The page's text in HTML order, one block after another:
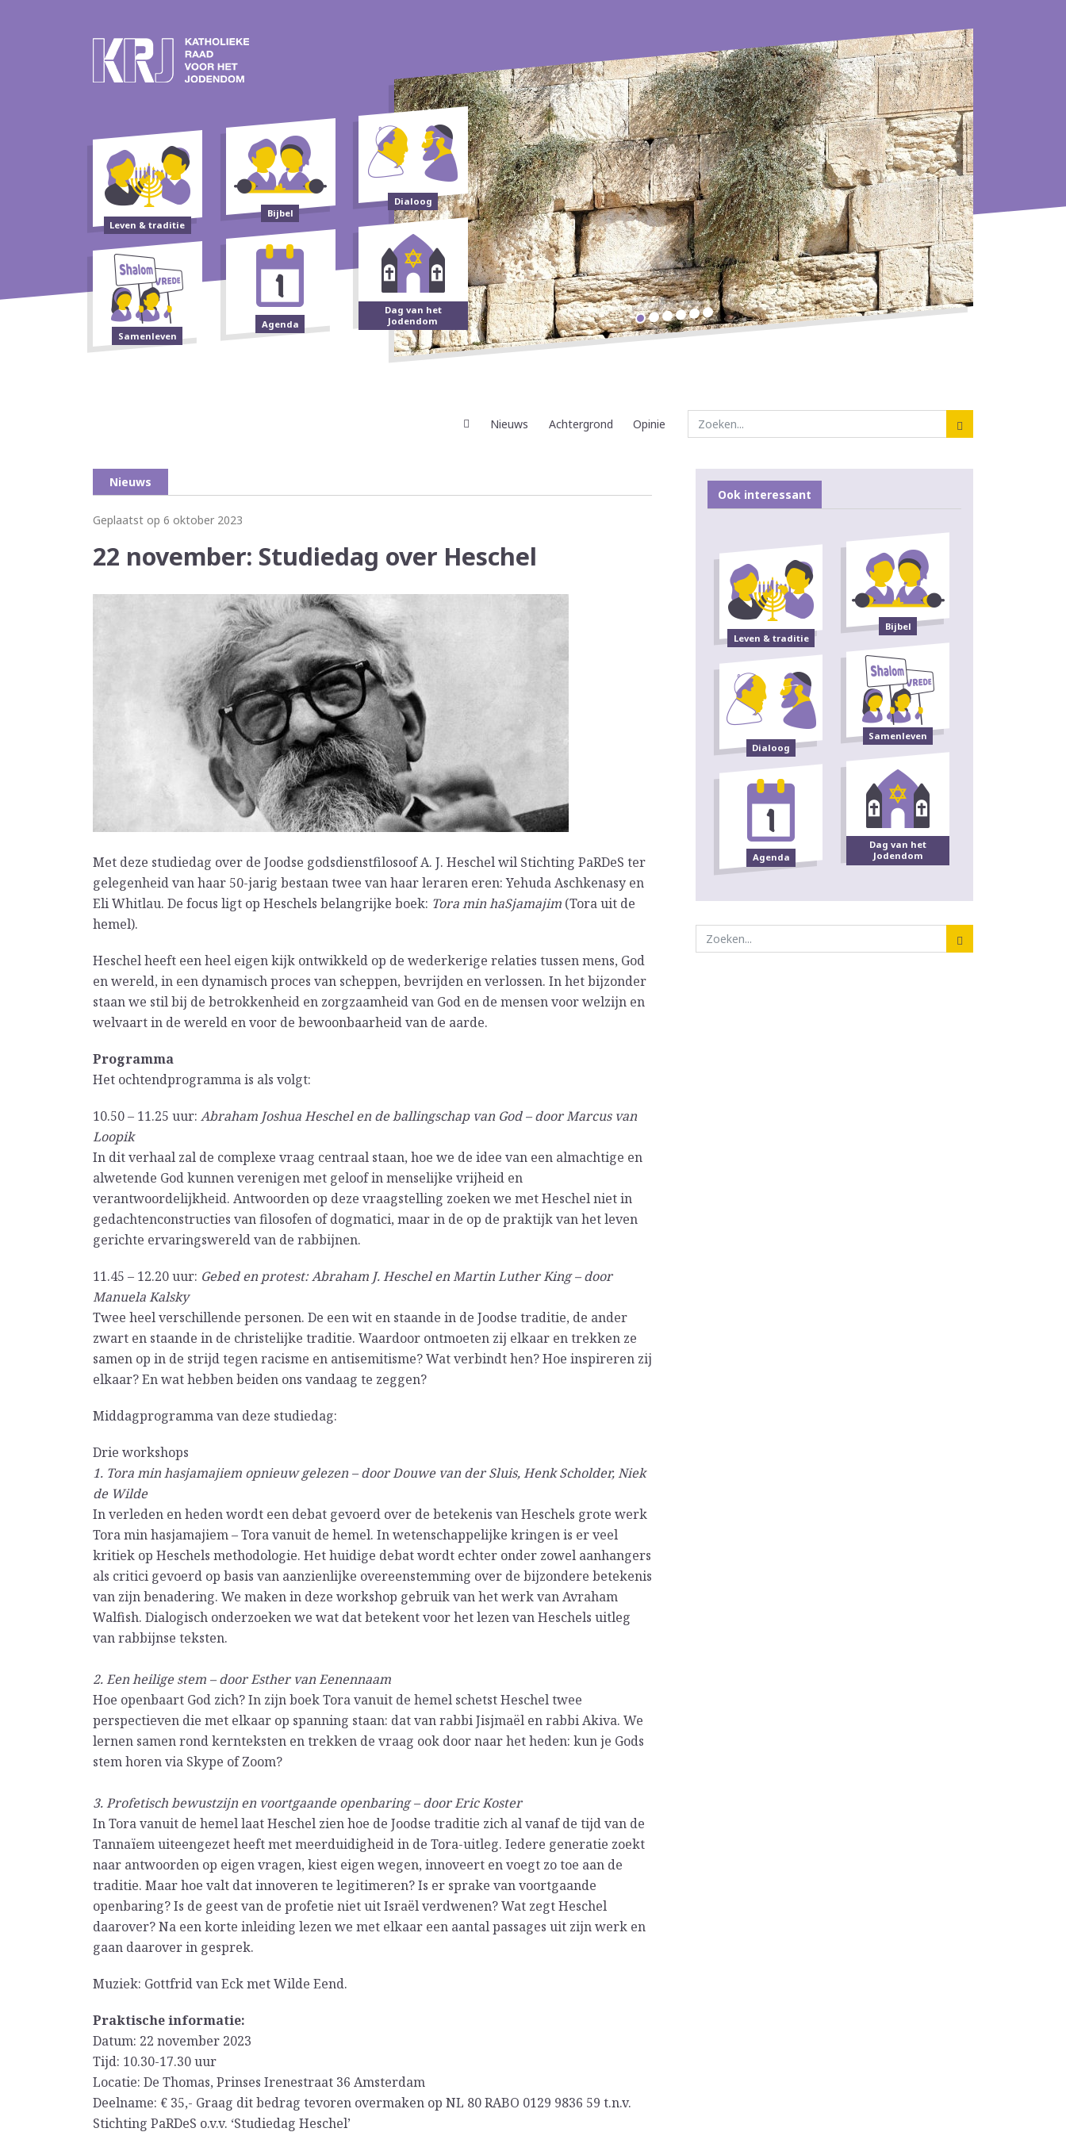
Leven & traditie
Bijbel
Dialoog
Samenleven
Agenda
Dag van het
Jodendom
Nieuws Achtergrond Opinie
Nieuws
Geplaatst op 6 oktober 2023
22 november: Studiedag over Heschel
Met deze studiedag over de Joodse godsdienstfilosoof A. J. Heschel wil Stichting PaRDeS ter
gelegenheid van haar 50-jarig bestaan twee van haar leraren eren: Yehuda Aschkenasy en
Eli Whitlau. De focus ligt op Heschels belangrijke boek: Tora min haSjamajim (Tora uit de
hemel).
Heschel heeft een heel eigen kijk ontwikkeld op de wederkerige relaties tussen mens, God
en wereld, in een dynamisch proces van scheppen, bevrijden en verlossen. In het bijzonder
staan we stil bij de betrokkenheid en zorgzaamheid van God en de mensen voor welzijn en
welvaart in de wereld en voor de bewoonbaarheid van de aarde.
Programma
Het ochtendprogramma is als volgt:
10.50 – 11.25 uur: Abraham Joshua Heschel en de ballingschap van God – door Marcus van
Loopik
In dit verhaal zal de complexe vraag centraal staan, hoe we de idee van een almachtige en
alwetende God kunnen verenigen met geloof in menselijke vrijheid en
verantwoordelijkheid. Antwoorden op deze vraagstelling zoeken we met Heschel niet in
gedachtenconstructies van filosofen of dogmatici, maar in de op de praktijk van het leven
gerichte ervaringswereld van de rabbijnen.
11.45 – 12.20 uur: Gebed en protest: Abraham J. Heschel en Martin Luther King – door
Manuela Kalsky
Twee heel verschillende personen. De een wit en staande in de Joodse traditie, de ander
zwart en staande in de christelijke traditie. Waardoor ontmoeten zij elkaar en trekken ze
samen op in de strijd tegen racisme en antisemitisme? Wat verbindt hen? Hoe inspireren zij
elkaar? En wat hebben beiden ons vandaag te zeggen?
Middagprogramma van deze studiedag:
Drie workshops
1. Tora min hasjamajiem opnieuw gelezen – door Douwe van der Sluis, Henk Scholder, Niek
de Wilde
In verleden en heden wordt een debat gevoerd over de betekenis van Heschels grote werk
Tora min hasjamajiem – Tora vanuit de hemel. In wetenschappelijke kringen is er veel
kritiek op Heschels methodologie. Het huidige debat wordt echter onder zowel aanhangers
als critici gevoerd op basis van aanzienlijke overeenstemming over de bijzondere betekenis
van zijn benadering. We maken in deze workshop gebruik van het werk van Avraham
Walfish. Dialogisch onderzoeken we wat dat betekent voor het lezen van Heschels uitleg
van rabbijnse teksten.
2. Een heilige stem – door Esther van Eenennaam
Hoe openbaart God zich? In zijn boek Tora vanuit de hemel schetst Heschel twee
perspectieven die met elkaar op spanning staan: dat van rabbi Jisjmaël en rabbi Akiva. We
lernen samen rond kernteksten en trekken de vraag ook door naar het heden: kun je Gods
stem horen via Skype of Zoom?
3. Profetisch bewustzijn en voortgaande openbaring – door Eric Koster
In Tora vanuit de hemel laat Heschel zien hoe de Joodse traditie zich al vanaf de tijd van de
Tannaïem uiteengezet heeft met meerduidigheid in de Tora-uitleg. Iedere generatie zoekt
naar antwoorden op eigen vragen, kiest eigen wegen, innoveert en voegt zo toe aan de
traditie. Maar hoe valt dat innoveren te legitimeren? Is er sprake van voortgaande
openbaring? Is de geest van de profetie niet uit Israël verdwenen? Wat zegt Heschel
daarover? Na een korte inleiding lezen we met elkaar een aantal passages uit zijn werk en
gaan daarover in gesprek.
Muziek: Gottfrid van Eck met Wilde Eend.
Praktische informatie:
Datum: 22 november 2023
Tijd: 10.30-17.30 uur
Locatie: De Thomas, Prinses Irenestraat 36 Amsterdam
Deelname: € 35,- Graag dit bedrag tevoren overmaken op NL 80 RABO 0129 9836 59 t.n.v.
Stichting PaRDeS o.v.v. ‘Studiedag Heschel’
Ook interessant
Leven & traditie
Bijbel
Dialoog
Samenleven
Agenda
Dag van het
Jodendom